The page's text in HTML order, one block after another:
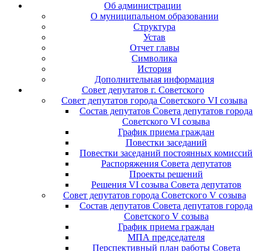
Об администрации
О муниципальном образовании
Структура
Устав
Отчет главы
Символика
История
Дополнительная информация
Совет депутатов г. Советского
Совет депутатов города Советского VI созыва
Состав депутатов Совета депутатов города
Советского VI созыва
График приема граждан
Повестки заседаний
Повестки заседаний постоянных комиссий
Распоряжения Совета депутатов
Проекты решений
Решения VI созыва Совета депутатов
Совет депутатов города Советского V созыва
Состав депутатов Совета депутатов города
Советского V созыва
График приема граждан
МПА председателя
Перспективный план работы Совета